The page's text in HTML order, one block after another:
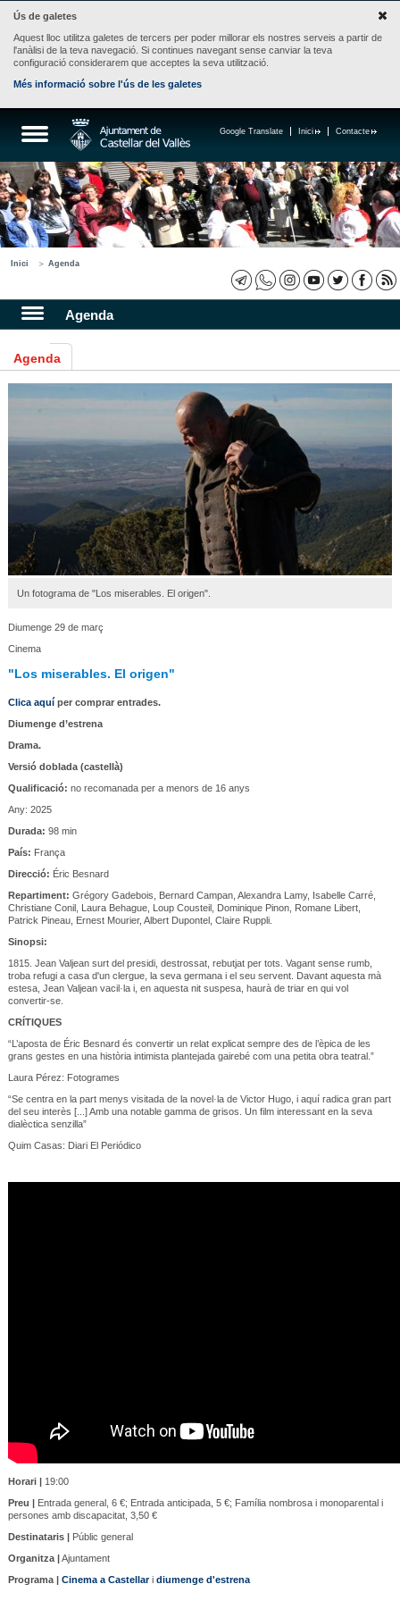
Ús de galetes
Aquest lloc utilitza galetes de tercers per poder millorar els nostres serveis a partir de
l'anàlisi de la teva navegació. Si continues navegant sense canviar la teva
configuració considerarem que acceptes la seva utilització.
Més informació sobre l'ús de les galetes
Contacte
Inici
Google Translate
Inici Agenda
Agenda
Agenda
Un fotograma de "Los miserables. El origen".
Diumenge 29 de març
Cinema
"Los miserables. El origen"
Clica aquíper comprar entrades.
Diumenge d’estrena
Drama.
Versió doblada (castellà)
Qualificació: no recomanada per a menors de 16 anys
Any: 2025
Durada: 98 min
País: França
Direcció: Éric Besnard
Repartiment: Grégory Gadebois, Bernard Campan, Alexandra Lamy, Isabelle Carré,
Christiane Conil, Laura Behague, Loup Cousteil, Dominique Pinon, Romane Libert,
Patrick Pineau, Ernest Mourier, Albert Dupontel, Claire Ruppli.
Sinopsi:
1815. Jean Valjean surt del presidi, destrossat, rebutjat per tots. Vagant sense rumb,
troba refugi a casa d'un clergue, la seva germana i el seu servent. Davant aquesta mà
estesa, Jean Valjean vacil·la i, en aquesta nit suspesa, haurà de triar en qui vol
convertir-se.
CRÍTIQUES
“L’aposta de Éric Besnard és convertir un relat explicat sempre des de l’èpica de les
grans gestes en una història intimista plantejada gairebé com una petita obra teatral.”
Laura Pérez: Fotogrames
“Se centra en la part menys visitada de la novel·la de Victor Hugo, i aquí radica gran part
del seu interès [...] Amb una notable gamma de grisos. Un film interessant en la seva
dialèctica senzilla”
Quim Casas: Diari El Periódico
Horari |19:00
Preu |Entrada general, 6 €; Entrada anticipada, 5 €; Família nombrosa i monoparental i
persones amb discapacitat, 3,50 €
Destinataris |Públic general
Organitza |Ajuntament
Programa | Cinema a Castellari diumenge d'estrena